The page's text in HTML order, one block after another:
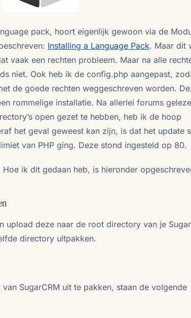
pack, hoort eigenlijk gewoon via de
Installing a Language Pack. Maar dit
vaak een rechten probleem. Maar na alle
niet. Ook heb ik de config.php aangepast,
de goede rechten weggeschreven worden.
rommelige installatie. Na allerlei forums
open gezet te hebben, heb ik de hoop
het geval geweest kan zijn, is dat het update
van PHP ging. Deze stond ingesteld op 80.
ik dit gedaan heb, is hieronder
upload deze naar de root directory van je
directory uitpakken.
SugarCRM uit te pakken, staan de volgende